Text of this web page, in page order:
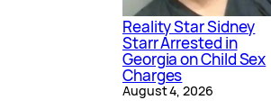
Reality Star Sidney
Starr Arrested in
Georgia on Child Sex
Charges
August 4, 2026